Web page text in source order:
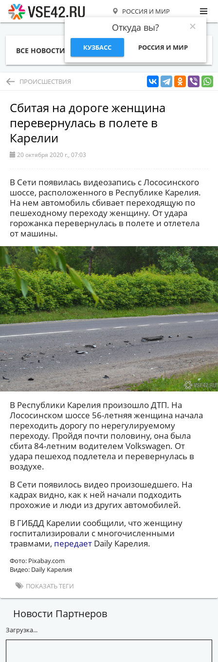
РОССИЯ И МИР
Откуда вы?
КУЗБАСС РОССИЯ И МИР
ВСЕ НОВОСТИ СТАТЬИ ТЕМЫ ФОТО
ПРОИСШЕСТВИЯ
Сбитая на дороге женщина
перевернулась в полете в
Карелии
20 октября 2020 г., 07:03
В Сети появилась видеозапись с Лососинского
шоссе, расположенного в Республике Карелия.
На нем автомобиль сбивает переходящую по
пешеходному переходу женщину. От удара
горожанка перевернулась в полете и отлетела
от машины.
В Республики Карелия произошло ДТП. На
Лососинском шоссе 56-летняя женщина начала
переходить дорогу по нерегулируемому
переходу. Пройдя почти половину, она была
сбита 84-летним водителем Volkswagen. От
удара пешеход подлетела и перевернулась в
воздухе.
В Сети появилось видео произошедшего. На
кадрах видно, как к ней начали подходить
прохожие и люди из других автомобилей.
В ГИБДД Карелии сообщили, что женщину
госпитализировали с многочисленными
травмами, передает Daily Карелия.
Фото: Pixabay.com
Видео: Daily Карелия
ПОКАЗАТЬ ТЕГИ
Новости Партнеров
Загрузка...